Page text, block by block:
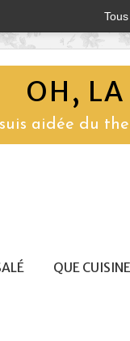
OH,
aidée du
QUE